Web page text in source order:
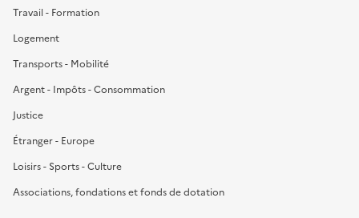
Travail - Formation
Logement
Transports - Mobilité
Argent - Impôts - Consommation
Justice
Étranger - Europe
Loisirs - Sports - Culture
Associations, fondations et fonds de dotation